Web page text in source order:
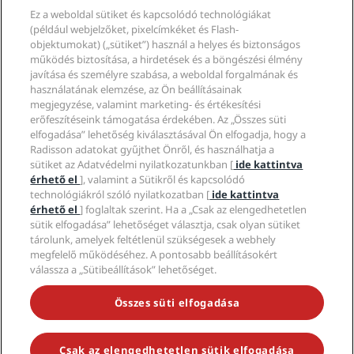
Úti célok
Új és hamarosan elérhető szállodák
Radisson Hotels-alkalmazás
Sportszállodák
Családbarát szállodák
Egészség és biztonság
Utazási ügynökök
Vállalati
Radisson Hotel Group
Média
Karrierlehetőségek az RHG-nál
Karrierlehetőségek a PPHE-nél
Karrierlehetőségek az EHL-nél
The Club by RHG
Üzletfejlesztés
Felelős üzletvitel
Beszerzés
Jogi nyilatkozat
Adatvédelmi Központ
Jogi nyilatkozat
A Radisson Rewards szerződési feltételei
Webhelyhasználati szerződés
Digitális akadálymentesítés
Modern rabszolgaság-nyilatkozat
Súgó
Fogyasztóvédelmi felhívások
Kapcsolat
GYIK
Oldaltérkép
Közösségi média
Radisson Hotels-márkák
NE MARADJON LE A LEGNÉPSZERŰBB AKCIÓKRÓL
Ez a weboldal sütiket és kapcsolódó technológiákat
(például webjelzőket, pixelcímkéket és Flash-
objektumokat) („sütiket”) használ a helyes és biztonságos
működés biztosítása, a hirdetések és a böngészési élmény
javítása és személyre szabása, a weboldal forgalmának és
használatának elemzése, az Ön beállításainak
megjegyzése, valamint marketing- és értékesítési
erőfeszítéseink támogatása érdekében. Az „Összes süti
elfogadása” lehetőség kiválasztásával Ön elfogadja, hogy a
Radisson adatokat gyűjthet Önről, és használhatja a
sütiket az Adatvédelmi nyilatkozatunkban [ ide kattintva
érhető el], valamint a Sütikről és kapcsolódó
technológiákról szóló nyilatkozatban [ ide kattintva
érhető el] foglaltak szerint. Ha a „Csak az elengedhetetlen
sütik elfogadása” lehetőséget választja, csak olyan sütiket
tárolunk, amelyek feltétlenül szükségesek a webhely
megfelelő működéséhez. A pontosabb beállításokért
válassza a „Sütibeállítások” lehetőséget.
Összes süti elfogadása
Csak az elengedhetetlen sütik elfogadása